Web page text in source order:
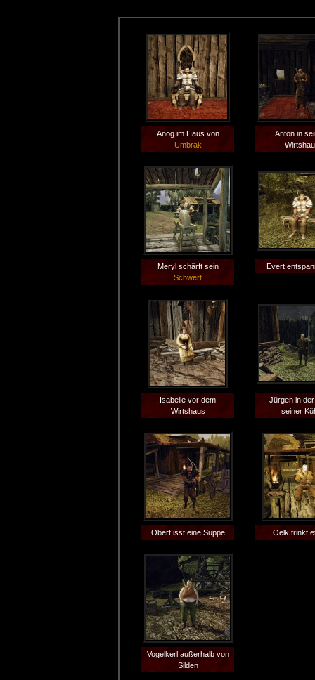
Anog im Haus von
Umbrak
Anton in
Meryl schärft sein
Schwert
Evert
Isabelle vor dem
Wirtshaus
Jürgen in
seiner
Obert isst eine Suppe Oelk trinkt
Vogelkerl außerhalb von
Silden